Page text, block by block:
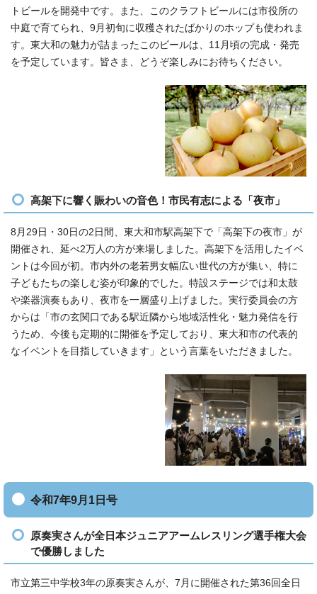
トビールを開発中です。また、このクラフトビールには市役所の
中庭で育てられ、9月初旬に収穫されたばかりのホップも使われま
す。東大和の魅力が詰まったこのビールは、11月頃の完成・発売
を予定しています。皆さま、どうぞ楽しみにお待ちください。
高架下に響く賑わいの音色！市民有志による「夜市」
8月29日・30日の2日間、東大和市駅高架下で「高架下の夜市」が
開催され、延べ2万人の方が来場しました。高架下を活用したイベ
ントは今回が初。市内外の老若男女幅広い世代の方が集い、特に
子どもたちの楽しむ姿が印象的でした。特設ステージでは和太鼓
や楽器演奏もあり、夜市を一層盛り上げました。実行委員会の方
からは「市の玄関口である駅近隣から地域活性化・魅力発信を行
うため、今後も定期的に開催を予定しており、東大和市の代表的
なイベントを目指していきます」という言葉をいただきました。
令和7年9月1日号
原奏実さんが全日本ジュニアアームレスリング選手権大会
で優勝しました
市立第三中学校3年の原奏実さんが、7月に開催された第36回全日